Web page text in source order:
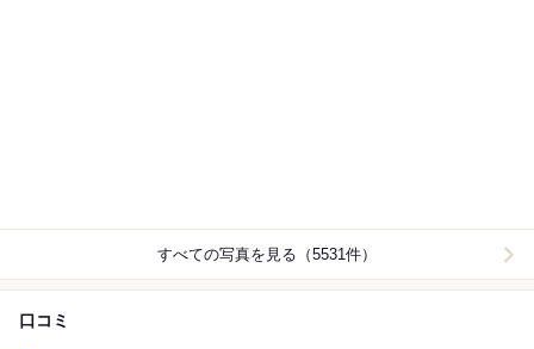
すべての写真を見る（5531件）
口コミ